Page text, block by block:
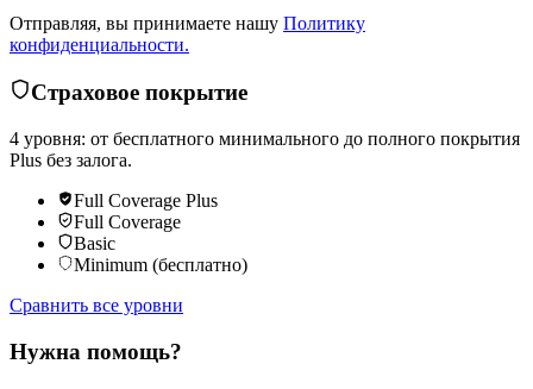
Отправляя, вы принимаете нашу Политику
конфиденциальности.
Страховое покрытие
4 уровня: от бесплатного минимального до полного покрытия
Plus без залога.
Full Coverage Plus
Full Coverage
Basic
Minimum (бесплатно)
Сравнить все уровни
Нужна помощь?